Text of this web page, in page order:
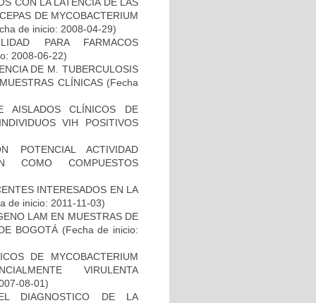
DE MYCOBACTERIUM
de inicio: 2008-04-29)
PARA FARMACOS
2008-06-22)
DE M. TUBERCULOSIS
CLÍNICAS (Fecha
AISLADOS CLÍNICOS DE
VIH POSITIVOS
POTENCIAL ACTIVIDAD
COMO COMPUESTOS
INTERESADOS EN LA
de inicio: 2011-11-03)
LAM EN MUESTRAS DE
BOGOTÁ(Fecha de inicio:
DE MYCOBACTERIUM
VIRULENTA
08-01)
DIAGNOSTICO DE LA